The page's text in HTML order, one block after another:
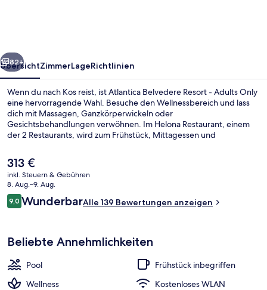
Weiter
82+
ÜbersichtZimmerLageRichtlinien
Wenn du nach Kos reist, ist Atlantica Belvedere Resort - Adults Only
eine hervorragende Wahl. Besuche den Wellnessbereich und lass
dich mit Massagen, Ganzkörperwickeln oder
Gesichtsbehandlungen verwöhnen. Im Helona Restaurant, einem
der 2 Restaurants, wird zum Frühstück, Mittagessen und
bietet dieses Hotel im luxuriösen Stil 2 Bars/Lounges, einen
Innenpool und einen Außenpool. Andere Reisende loben den
Zimmerservice.
Der
aktuelle
Preis
beträgt
313 €.
313 €
inkl. Steuern & Gebühren
8. Aug.–9. Aug.
Bewertungen
9,09,0 von 10.
WunderbarAlle 139 Bewertungen anzeigen
Beliebte Annehmlichkeiten
Pool
Frühstück inbegriffen
Wellness
Kostenloses WLAN